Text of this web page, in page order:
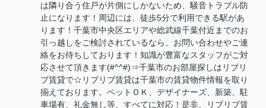
は隣り合う住戸が片側にしかないため、騒音トラブル防
止になります！周辺には、徒歩5分で利用できる駅があ
ります！千葉市中央区エリアや総武線千葉付近までのお
引っ越しをご検討されているなら、お問い合わせやご連
絡をお待ちしております！知識が豊富なスタッフがご対
応させて頂きます(#^^#)⇒千葉市のお部屋探しはリブリ
ブ賃貸で☆リブリブ賃貸は千葉市の賃貸物件情報を取り
揃えております。ペットＯＫ、デザイナーズ、新築、駐
車場有、礼金無し等、すべてに対応！是非、リブリブ賃